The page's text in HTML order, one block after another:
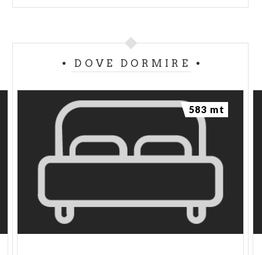
DOVE DORMIRE
583 mt